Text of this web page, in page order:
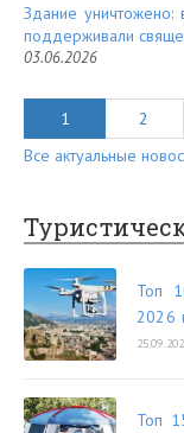
Здание уничтожено:
поддерживали
03.06.2026
1 2
Все актуальные
Топ
2026
Топ